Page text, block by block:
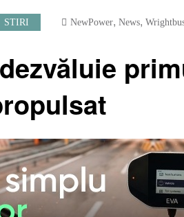
STIRI NewPower, News,